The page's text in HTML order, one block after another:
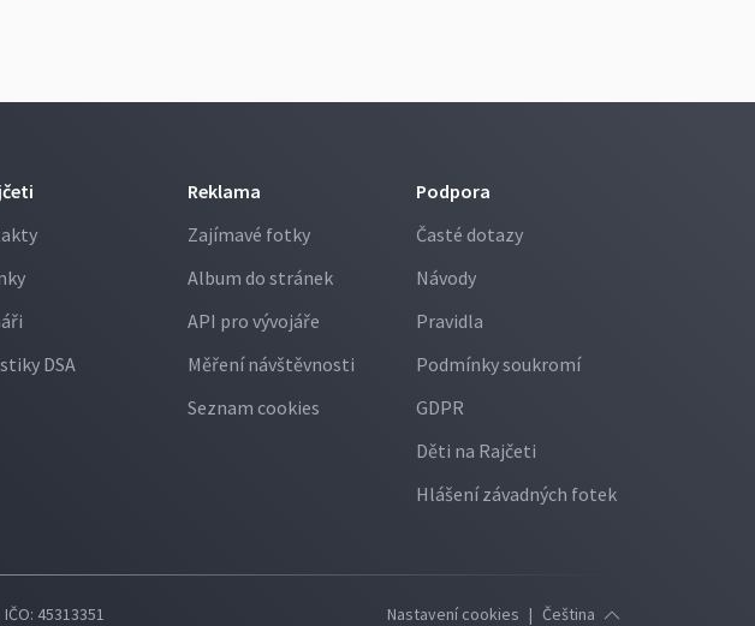
DSA
Reklama
Zajímavé fotky
Album do stránek
API pro vývojáře
Měření návštěvnosti
Seznam cookies
Podpora
Časté dotazy
Návody
Pravidla
Podmínky soukromí
GDPR
Děti na Rajčeti
Hlášení závadných fotek
45313351 Nastavení cookies | Čeština